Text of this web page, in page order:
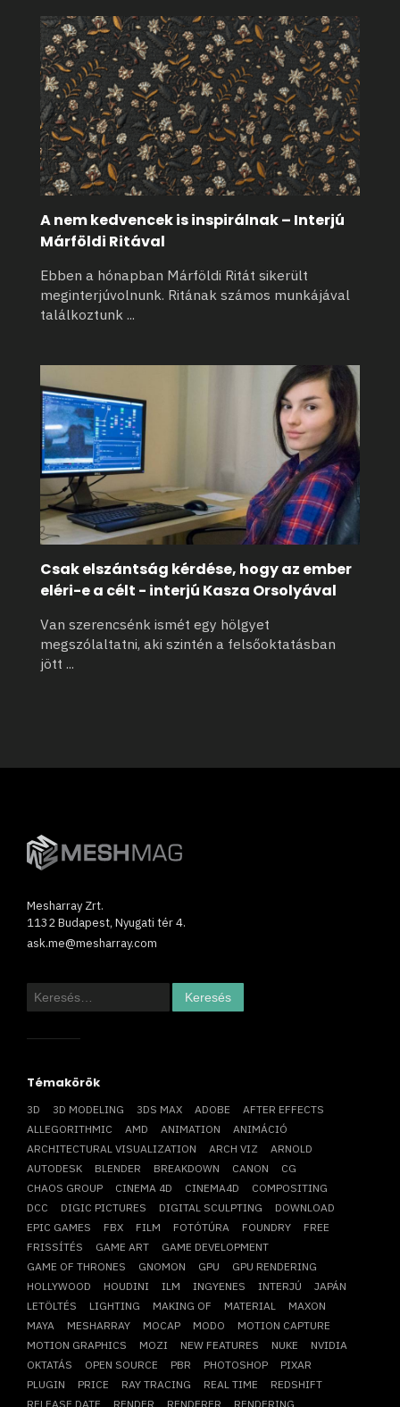
A nem kedvencek is inspirálnak – Interjú
Márföldi Ritával
Ebben a hónapban Márföldi Ritát sikerült
meginterjúvolnunk. Ritának számos munkájával
találkoztunk ...
Csak elszántság kérdése, hogy az ember
eléri-e a célt - interjú Kasza Orsolyával
Van szerencsénk ismét egy hölgyet
megszólaltatni, aki szintén a felsőoktatásban
jött ...
Mesharray Zrt.
1132 Budapest, Nyugati tér 4.
ask.me@mesharray.com
Keresés:
Témakörök
3D 3D MODELING 3DS MAX ADOBE
AFTER EFFECTS
ALLEGORITHMIC
AMD ANIMATION
ANIMÁCIÓ
ARCHITECTURAL VISUALIZATION
ARCH VIZ
ARNOLD
AUTODESK
BLENDER BREAKDOWN CANON
CG
CHAOS GROUP
CINEMA 4D CINEMA4D
COMPOSITING
DCC
DIGIC PICTURES DIGITAL SCULPTING
DOWNLOAD
EPIC GAMES
FBX FILM FOTÓTÚRA FOUNDRY
FREE
FRISSÍTÉS
GAME ART
GAME DEVELOPMENT
GAME OF THRONES
GNOMON GPU
GPU RENDERING
HOLLYWOOD
HOUDINI ILM INGYENES INTERJÚ
JAPÁN
LETÖLTÉS
LIGHTING MAKING OF MATERIAL
MAXON
MAYA
MESHARRAY MOCAP MODO
MOTION CAPTURE
MOTION GRAPHICS
MOZI NEW FEATURES NUKE
NVIDIA
OKTATÁS
OPEN SOURCE PBR PHOTOSHOP
PIXAR
PLUGIN
PRICE RAY TRACING REAL TIME
REDSHIFT
RELEASE DATE
RENDER RENDERER RENDERING